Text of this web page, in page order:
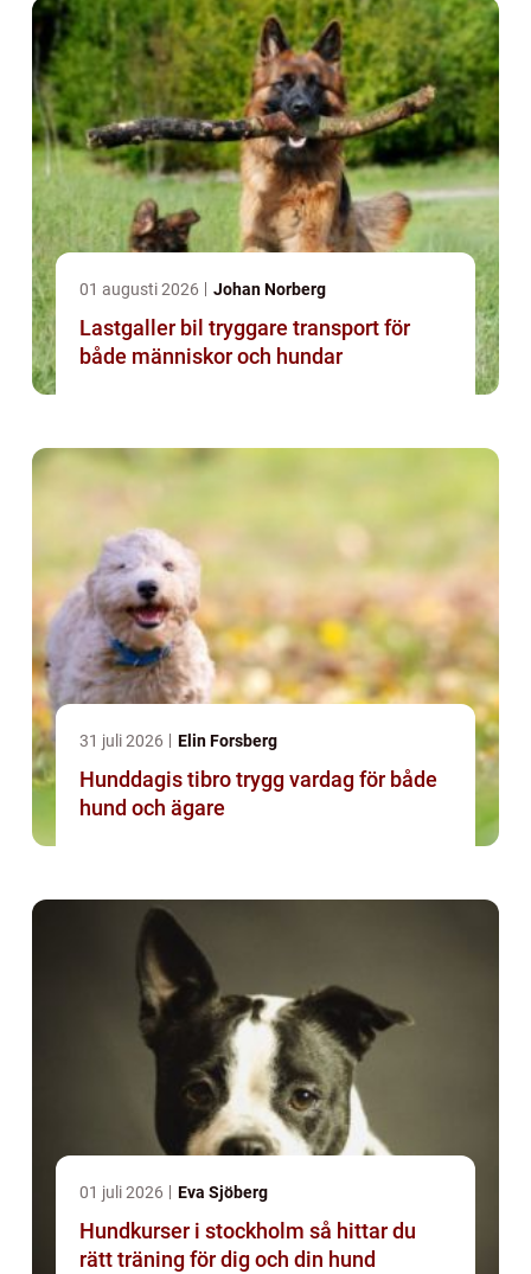
01 augusti 2026 Johan Norberg
Lastgaller bil tryggare transport för
både människor och hundar
31 juli 2026 Elin Forsberg
Hunddagis tibro trygg vardag för både
hund och ägare
01 juli 2026 Eva Sjöberg
Hundkurser i stockholm så hittar du
rätt träning för dig och din hund